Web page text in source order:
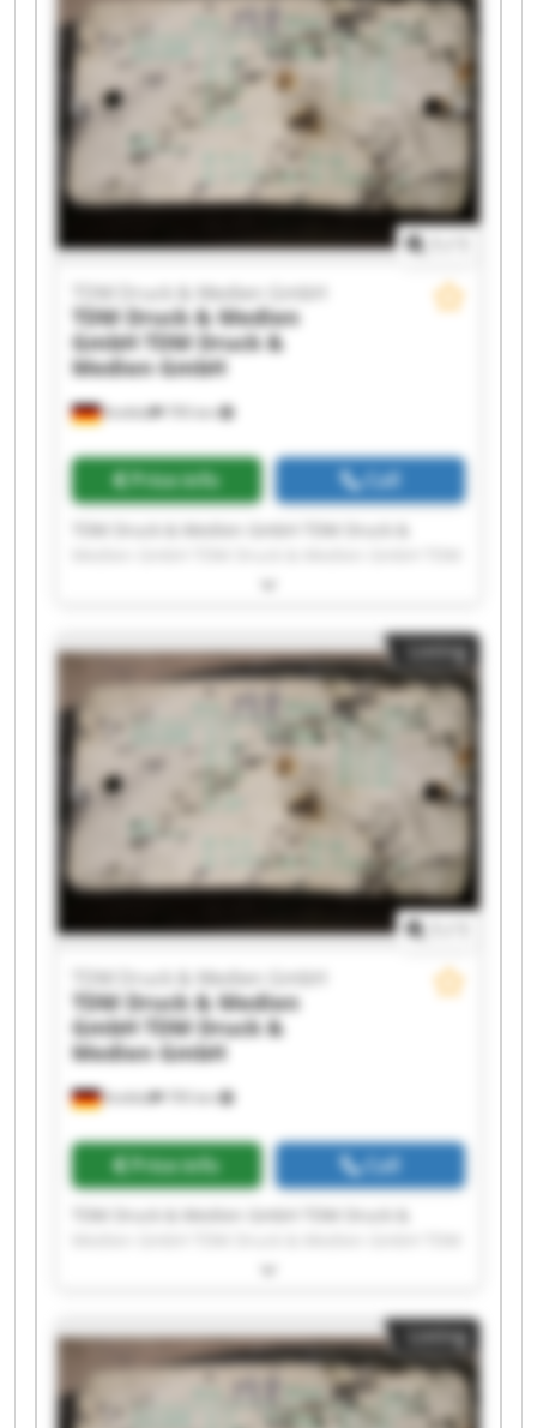
Krefeld 795 km
TDM Druck & Medien GmbH
TDM Druck & Medien
GmbH TDM Druck &
Medien GmbH
Price info Call
Druck & Medien GmbH TDM Druck & Medien
Medien GmbH TDM Druck & Medien GmbH TDM
Druck & Medien GmbH TDM Druck & Medien
GmbH TDM Druck & Medien GmbH TDM Druck &
Medien GmbH TDM Druck & Medien GmbH TDM
Druck & Medien GmbH TDM Druck & Medien
GmbH TDM Druck & Medien GmbH TDM Druck &
Medien GmbH TDM Druck & Medien GmbH TDM
Druck & Medien GmbH TDM Druck & Medien
GmbH
Listing
Krefeld 795 km
TDM Druck & Medien GmbH
TDM Druck & Medien
GmbH TDM Druck &
Medien GmbH
Price info Call
Druck & Medien GmbH TDM Druck & Medien
Medien GmbH TDM Druck & Medien GmbH TDM
Druck & Medien GmbH TDM Druck & Medien
GmbH TDM Druck & Medien GmbH TDM Druck &
Medien GmbH TDM Druck & Medien GmbH TDM
Druck & Medien GmbH TDM Druck & Medien
Listing